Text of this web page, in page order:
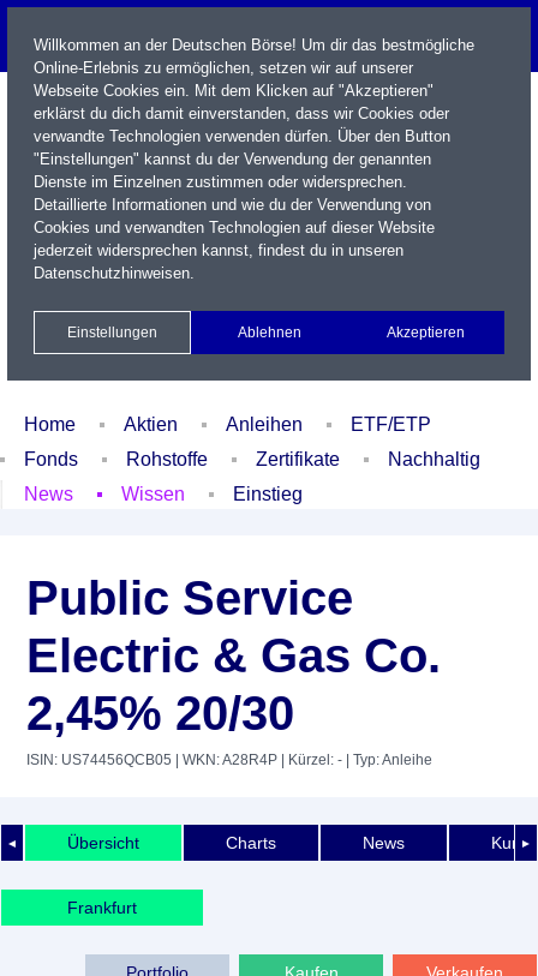
Name / WKN / ISIN / Kürzel
Xetra Realtime
Watchlist Portfolio Login
Home Aktien Anleihen
ETF/ETP
Fonds
Rohstoffe Zertifikate
Nachhaltig
News
Wissen Einstieg
Public Service
Electric & Gas Co.
2,45% 20/30
ISIN: US74456QCB05 | WKN: A28R4P | Kürzel: - | Typ: Anleihe
◄ ►
Übersicht Charts News
Frankfurt
Verkaufen
Kaufen
Portfolio
Willkommen an der Deutschen Börse! Um dir das bestmögliche
Online-Erlebnis zu ermöglichen, setzen wir auf unserer
Webseite Cookies ein. Mit dem Klicken auf "Akzeptieren"
erklärst du dich damit einverstanden, dass wir Cookies oder
verwandte Technologien verwenden dürfen. Über den Button
"Einstellungen" kannst du der Verwendung der genannten
Dienste im Einzelnen zustimmen oder widersprechen.
Detaillierte Informationen und wie du der Verwendung von
Cookies und verwandten Technologien auf dieser Website
jederzeit widersprechen kannst, findest du in unseren
Datenschutzhinweisen.
Einstellungen Ablehnen Akzeptieren